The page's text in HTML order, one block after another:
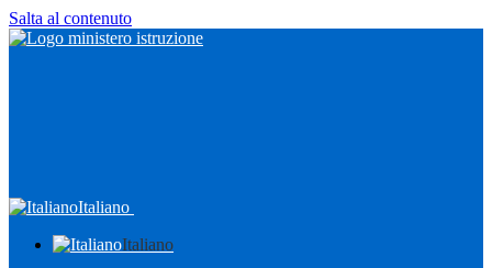
Salta al contenuto
Italiano
Italiano